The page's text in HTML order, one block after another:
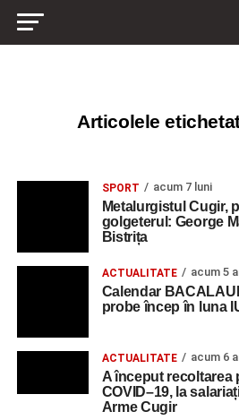
Articolele
SPORT acum 7 luni
Metalurgistul Cugir,
golgeterul: George
Bistrița
ACTUALITATE acum 5
Calendar
probe încep în luna
ACTUALITATE acum 6
A început recoltarea
COVID–19, la
Arme Cugir